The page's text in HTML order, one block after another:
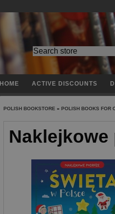
HOME ACTIVE DISCOUNTS
POLISH BOOKSTORE » POLISH BOOKS FOR
Naklejkowe